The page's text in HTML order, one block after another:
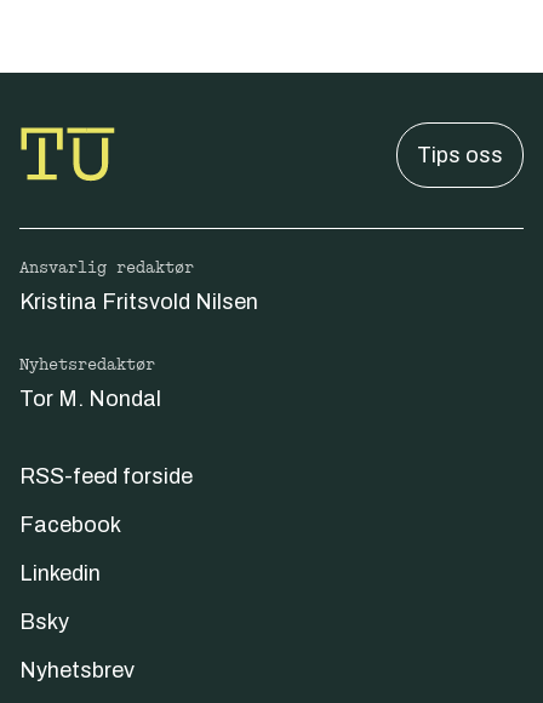
Tips oss
Ansvarlig redaktør
Kristina Fritsvold Nilsen
Nyhetsredaktør
Tor M. Nondal
RSS-feed forside
Facebook
Linkedin
Bsky
Nyhetsbrev